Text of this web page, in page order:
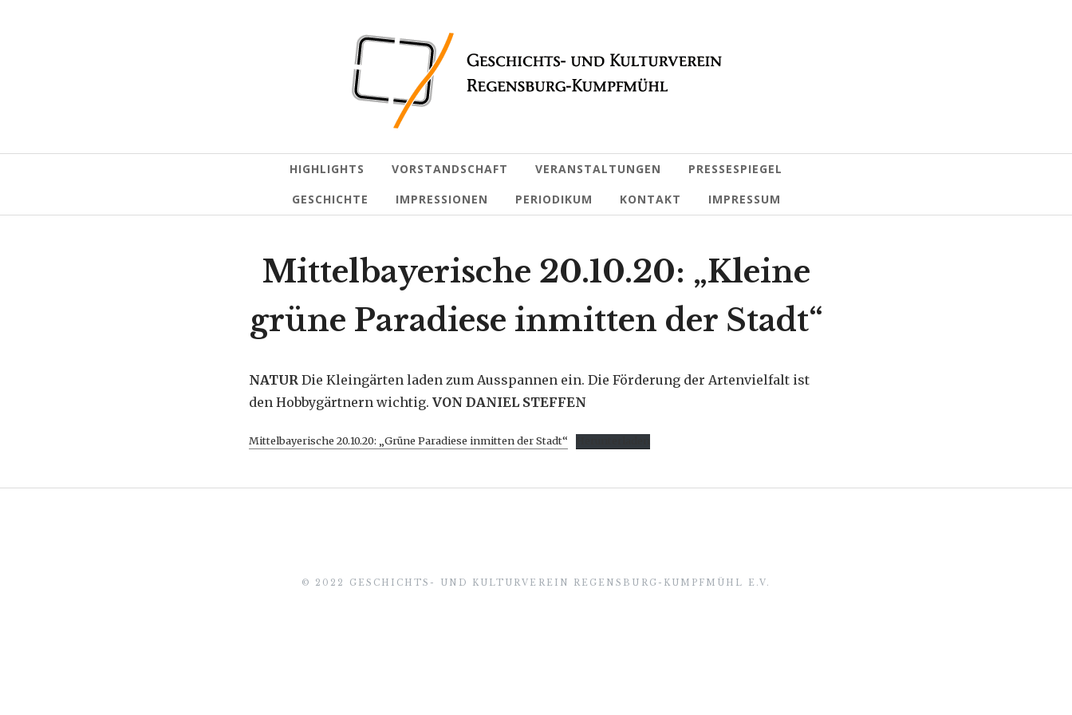
HIGHLIGHTS VORSTANDSCHAFT VERANSTALTUNGEN
PRESSESPIEGEL
GESCHICHTE
IMPRESSIONEN PERIODIKUM KONTAKT IMPRESSUM
Mittelbayerische 20.10.20: „Kleine
grüne Paradiese inmitten der Stadt“
NATUR Die Kleingärten laden zum Ausspannen ein. Die Förderung der Artenvielfalt ist
den Hobbygärtnern wichtig. VON DANIEL STEFFEN
Mittelbayerische 20.10.20: „Grüne Paradiese inmitten der Stadt“
© 2022 GESCHICHTS- UND KULTURVEREIN REGENSBURG-KUMPFMÜHL E.V.